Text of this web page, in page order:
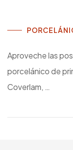
Aproveche las
porcelánico de
Coverlam, …